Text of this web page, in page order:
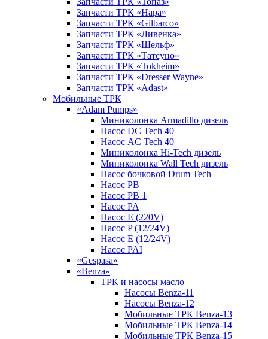
Запчасти ТРК «Нара»
Запчасти ТРК «Gilbarco»
Запчасти ТРК «Ливенка»
Запчасти ТРК «Шельф»
Запчасти ТРК «Татсуно»
Запчасти ТРК «Tokheim»
Запчасти ТРК «Dresser Wayne»
Запчасти ТРК «Adast»
Мобильные ТРК
«Adam Pumps»
Миниколонка Armadillo дизель
Насос DC Tech 40
Насос AC Tech 40
Миниколонка Hi-Tech дизель
Миниколонка Wall Tech дизель
Насос бочковой Drum Tech
Насос PB
Насос PB 1
Насос PA
Насос E (220V)
Насос P (12/24V)
Насос E (12/24V)
Насос PAI
«Gespasa»
«Benza»
ТРК и насосы масло
Насосы Benza-11
Насосы Benza-12
Мобильные ТРК Benza-13
Мобильные ТРК Benza-14
Мобильные ТРК Benza-15